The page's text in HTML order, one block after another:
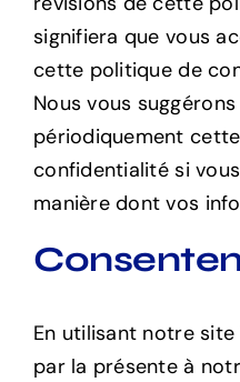
signifiera que vous
cette politique de
Nous vous
périodiquement
confidentialité si
manière dont vos
En utilisant notre site
par la présente à